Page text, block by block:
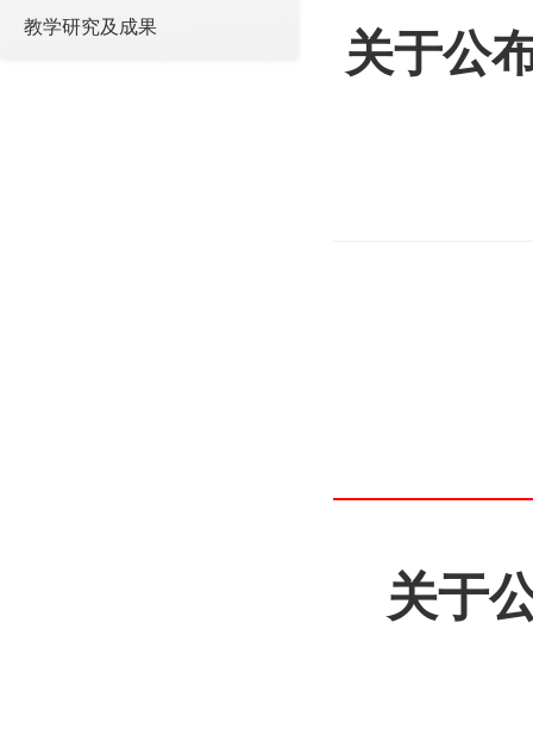
教学研究及成果
关于公
关于